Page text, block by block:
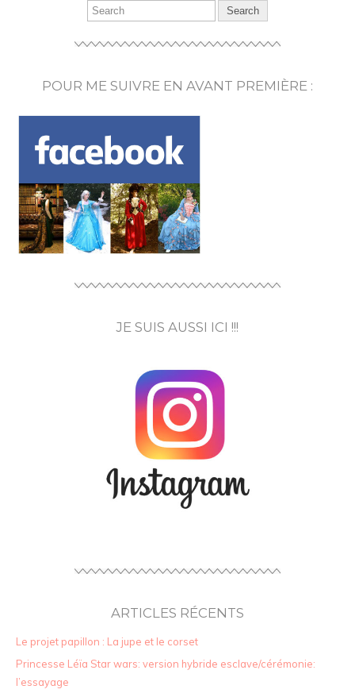
POUR ME SUIVRE EN AVANT PREMIÈRE :
JE SUIS AUSSI ICI !!!
ARTICLES RÉCENTS
Le projet papillon : La jupe et le corset
Princesse Léïa Star wars: version hybride esclave/cérémonie:
l’essayage